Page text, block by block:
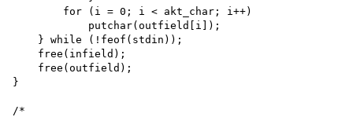
        for (i = 0; i < akt_char; i++)
            putchar(outfield[i]);
    } while (!feof(stdin));
    free(infield);
    free(outfield);
}
/*